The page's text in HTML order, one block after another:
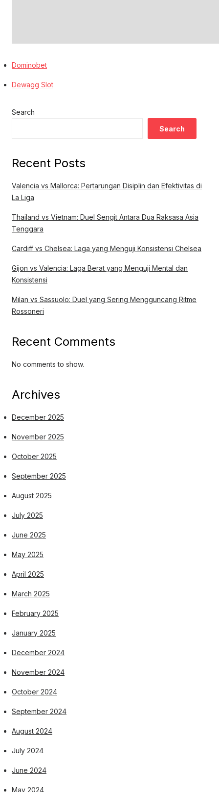
Dominobet
Dewagg Slot
Search
Search
Recent Posts
Valencia vs Mallorca: Pertarungan Disiplin dan Efektivitas di
La Liga
Thailand vs Vietnam: Duel Sengit Antara Dua Raksasa Asia
Tenggara
Cardiff vs Chelsea: Laga yang Menguji Konsistensi Chelsea
Gijon vs Valencia: Laga Berat yang Menguji Mental dan
Konsistensi
Milan vs Sassuolo: Duel yang Sering Mengguncang Ritme
Rossoneri
Recent Comments
No comments to show.
Archives
December 2025
November 2025
October 2025
September 2025
August 2025
July 2025
June 2025
May 2025
April 2025
March 2025
February 2025
January 2025
December 2024
November 2024
October 2024
September 2024
August 2024
July 2024
June 2024
May 2024